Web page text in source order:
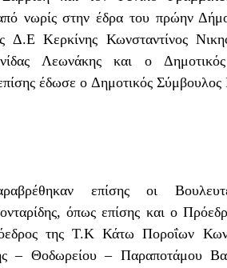
νωρίς στην έδρα του πρώην
Δ.Ε Κερκίνης Κωνσταντίνος
Λεωνάκηςκαι ο
έδωσε ο Δημοτικός Σύμβουλος
επίσης οι
, όπως επίσης και ο
της Τ.Κ Κάτω Ποροΐων
– Θοδωρείου – Παραποτάμου